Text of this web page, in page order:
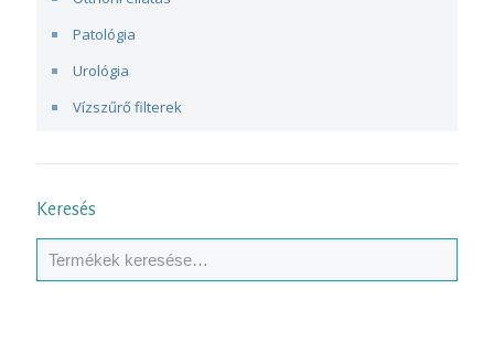
Patológia
Urológia
Vízszűrő filterek
Keresés